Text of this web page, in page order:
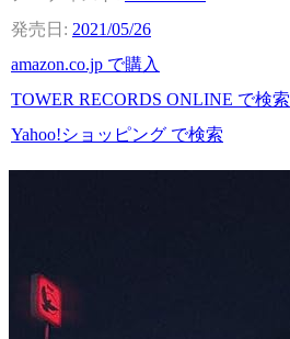
2021/05/26
amazon.co.jp で購入
TOWER RECORDS ONLINE で検索
Yahoo!ショッピング で検索